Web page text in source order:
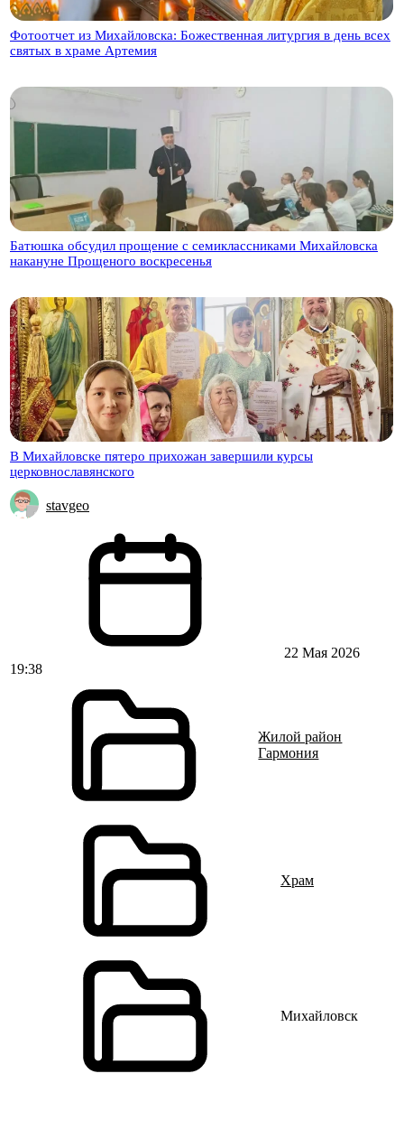
Фотоотчет из Михайловска: Божественная литургия в день всех
святых в храме Артемия
Батюшка обсудил прощение с семиклассниками Михайловска
накануне Прощеного воскресенья
В Михайловске пятеро прихожан завершили курсы
церковнославянского
stavgeo
22 Мая 2026
19:38
Жилой район
Гармония
Храм
Михайловск